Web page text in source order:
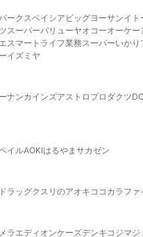
ークスベイシア ビッグヨーサンイト
スーパーバリューヤオコーオーケー
エスマート ライフ業務スーパーいかり
イズミヤ
ナンカインズアストロプロダクツ
イルAOKIはるやま サカゼン
ラッグクスリのアオキ ココカラファ
ラエディオンケーズデンキ コジマジ